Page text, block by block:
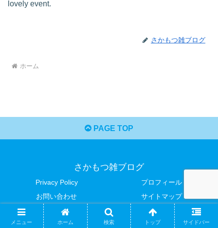
lovely event.
さかもつ雑ブログ
ホーム
PAGE TOP
さかもつ雑ブログ
Privacy Policy
プロフィール
お問い合わせ
サイトマップ
Copyright © 2021-2026 さかもつ雑ブログ All Rights Reserved.
メニュー ホーム 検索 トップ サイドバー